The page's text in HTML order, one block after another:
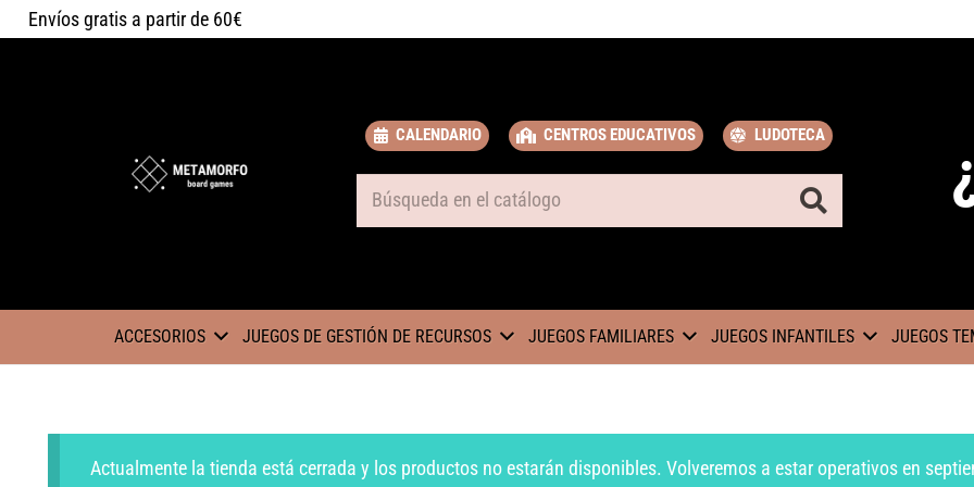
Envíos gratis a partir de 60€
CALENDARIO CENTROS EDUCATIVOS LUDOTECA
ACCESORIOS JUEGOS DE GESTIÓN DE RECURSOS JUEGOS FAMILIARES JUEGOS INFANTILES JUEGOS
Actualmente la tienda está cerrada y los productos no estarán disponibles. Volveremos a estar operativos en